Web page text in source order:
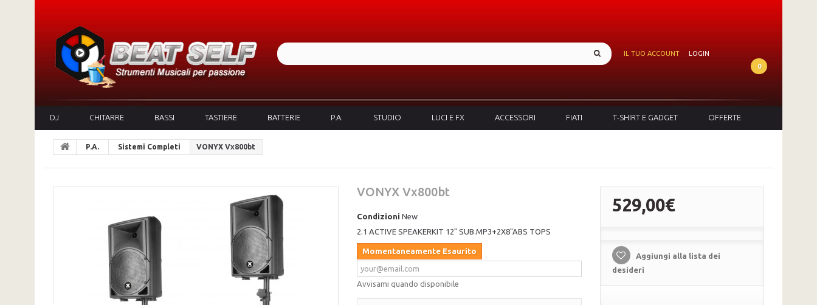
IL TUO ACCOUNT
LOGIN
0
DJ CHITARRE BASSI TASTIERE BATTERIE P.A. STUDIO LUCI E FX ACCESSORI FIATI T-SHIRT E GADGET OFFERTE
P.A. Sistemi Completi VONYX Vx800bt
VONYX Vx800bt
Condizioni New
2.1 ACTIVE SPEAKERKIT 12" SUB.MP3+2X8"ABS TOPS
Momentaneamente Esaurito
Avvisami quando disponibile
529,00€
Aggiungi alla lista dei
desideri